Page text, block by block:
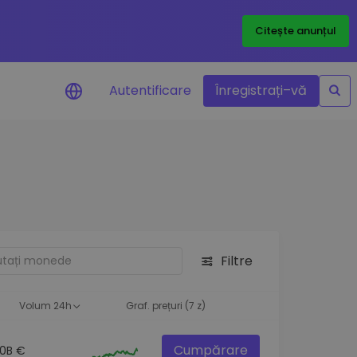
Citește anunțul
Autentificare Înregistrați–vă
Filtre
Volum 24h Graf. prețuri (7 z)
€ Cumpărare